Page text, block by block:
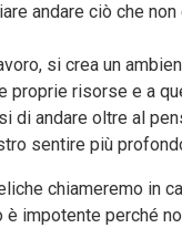
andare ciò che
si crea un
proprie risorse e a
di andare oltre al
sentire più
chiameremo in
impotente perché